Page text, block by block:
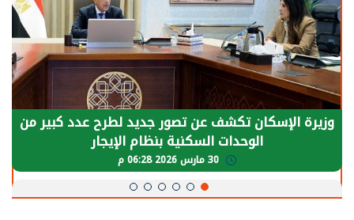
الرئيس السيسي: توقف الأنشطة في قطاع الطاقة
يحتاج إلى سنوات لعودة معدلات الإنتاج الطبيعية